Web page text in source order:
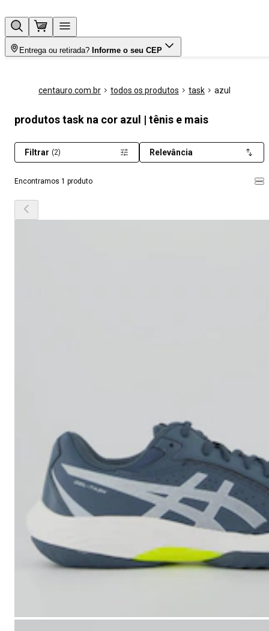
Entrega ou retirada? Informe o seu CEP
centauro.com.br todos os produtos task azul
produtos task na cor azul | tênis e mais
Encontramos 1 produto
Filtrar (2) Relevância